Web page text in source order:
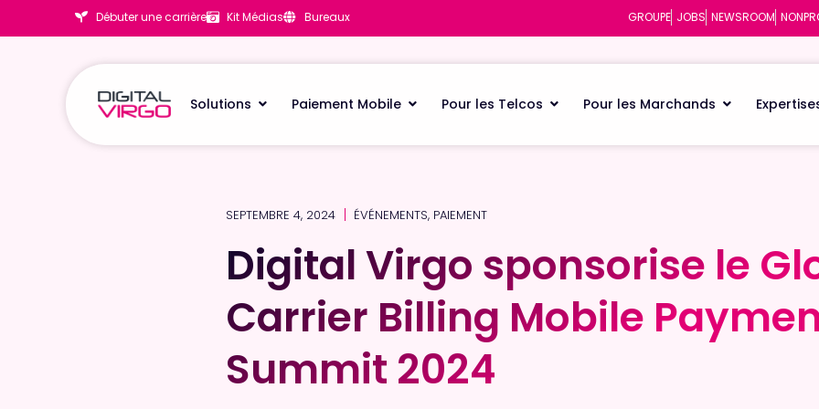
Débuter une carrière Kit Médias Bureaux GROUPE JOBS NEWSROOM
Solutions Paiement Mobile Pour les Telcos Pour les Marchands
SEPTEMBRE 4, 2024 ÉVÉNEMENTS, PAIEMENT
Digital Virgo sponsorise le
Carrier Billing Mobile
Summit 2024
Digital Virgo sponsorise le
Carrier Billing Mobile
Summit 2024